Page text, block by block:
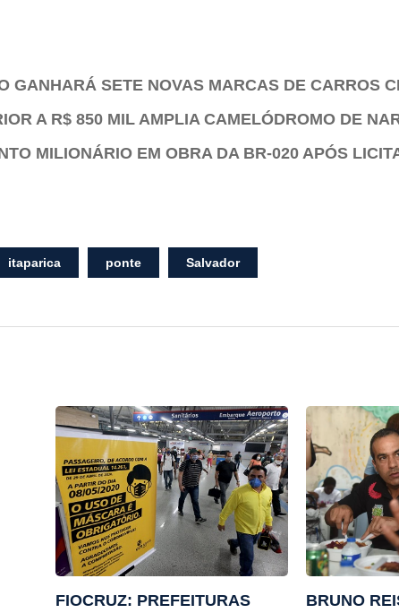
GANHARÁ SETE NOVAS MARCAS DE CARROS
A R$ 850 MIL AMPLIA CAMELÓDROMO DE
MILIONÁRIO EM OBRA DA BR-020 APÓS
itaparica ponte Salvador
FIOCRUZ: PREFEITURAS BRUNO